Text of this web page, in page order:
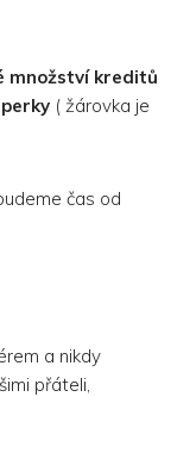
množství kreditů
( žárovka je
čas od
a nikdy
přáteli,